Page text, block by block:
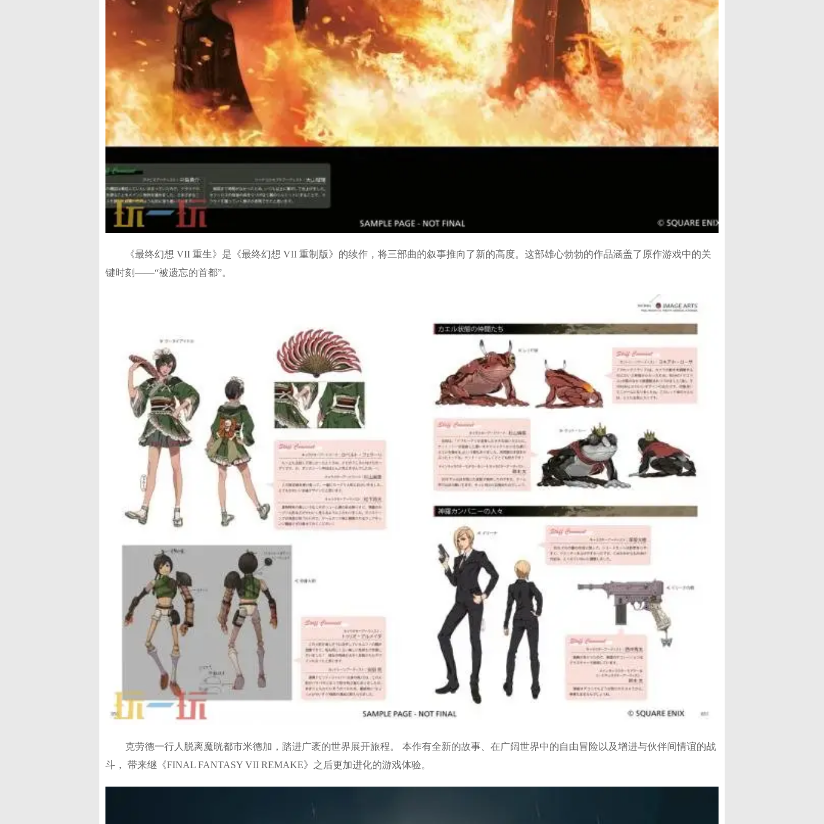
《最终幻想 VII 重生》是《最终幻想 VII 重制版》的续作，将三部曲的叙事推向了新的高度。这部雄心勃勃的作品涵盖了原作游戏中的关
键时刻——“被遗忘的首都”。
克劳德一行人脱离魔晄都市米德加，踏进广袤的世界展开旅程。 本作有全新的故事、在广阔世界中的自由冒险以及增进与伙伴间情谊的战
斗， 带来继《FINAL FANTASY VII REMAKE》之后更加进化的游戏体验。